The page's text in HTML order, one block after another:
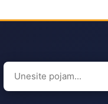
Search
for: